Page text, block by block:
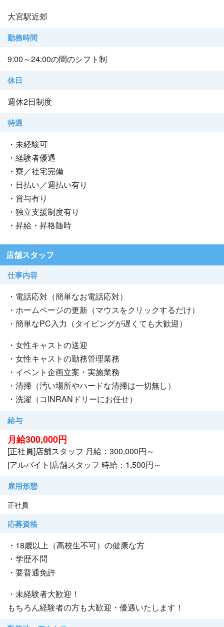
大宮駅近郊
勤務時間
9:00～24:00の間のシフト制
休日
週休2日制度
待遇
・未経験可
・経験者優遇
・寮／社宅完備
・日払い／週払い有り
・賞与有り
・独立支援制度有り
・昇給・昇格随時
店舗スタッフ
仕事内容
・電話応対（簡単なお電話応対）
・ホームページの更新（マウスをクリックするだけ）
・簡単なPC入力（タイピングが遅くても大歓迎）
・女性キャストの送迎
・女性キャストの勤務管理業務
・イベント企画立案・実施業務
・清掃（汚い場所やハードな清掃は一切無し）
・洗濯（コINRANドリーにお任せ）
給与
月給300,000円
[正社員]店舗スタッフ 月給：300,000円～
[アルバイト]店舗スタッフ 時給：1,500円～
雇用形態
正社員
応募資格
・18歳以上（高校生不可）の健康な方
・学歴不問
・要普通免許
・未経験者大歓迎！
もちろん経験者の方も大歓迎・優遇いたします！